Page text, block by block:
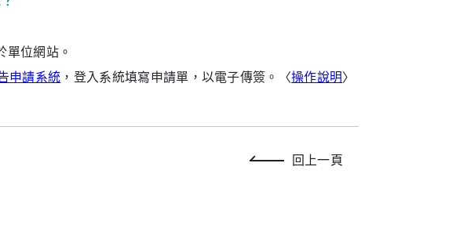
位網站。
申請系統 ，登入系統填寫申請單，以電子傳簽。〈操作說明〉
回上一頁